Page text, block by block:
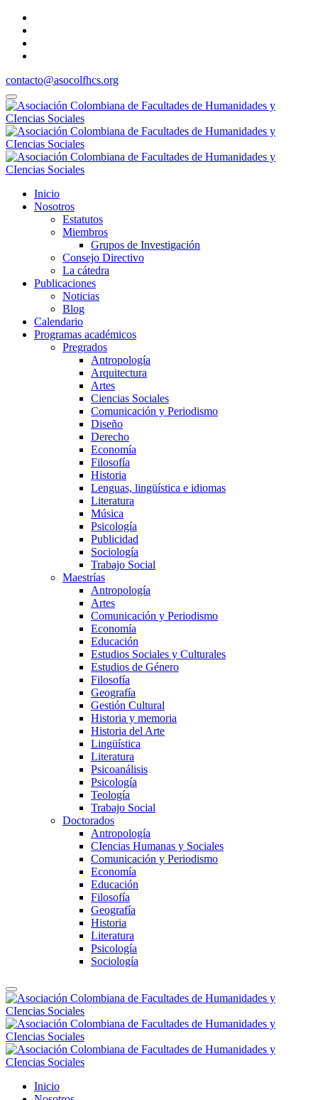
contacto@asocolfhcs.org
Inicio
Nosotros
Estatutos
Miembros
Grupos de Investigación
Consejo Directivo
La cátedra
Publicaciones
Noticias
Blog
Calendario
Programas académicos
Pregrados
Antropología
Arquitectura
Artes
Ciencias Sociales
Comunicación y Periodismo
Diseño
Derecho
Economía
Filosofía
Historia
Lenguas, lingüística e idiomas
Literatura
Música
Psicología
Publicidad
Sociología
Trabajo Social
Maestrías
Antropología
Artes
Comunicación y Periodismo
Economía
Educación
Estudios Sociales y Culturales
Estudios de Género
Filosofía
Geografía
Gestión Cultural
Historia y memoria
Historia del Arte
Lingüística
Literatura
Psicoanálisis
Psicología
Teología
Trabajo Social
Doctorados
Antropología
CIencias Humanas y Sociales
Comunicación y Periodismo
Economía
Educación
Filosofía
Geografía
Historia
Literatura
Psicología
Sociología
Inicio